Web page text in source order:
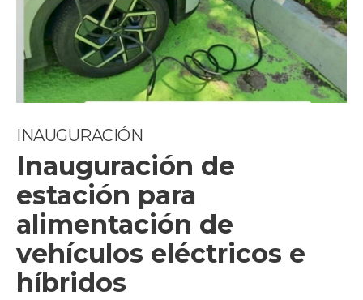
INAUGURACIÓN
Inauguración de
estación para
alimentación de
vehículos eléctricos e
híbridos